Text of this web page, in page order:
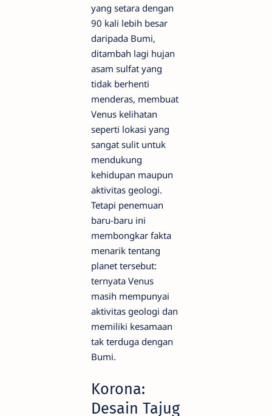
yang setara dengan
90 kali lebih besar
daripada Bumi,
ditambah lagi hujan
asam sulfat yang
tidak berhenti
menderas, membuat
Venus kelihatan
seperti lokasi yang
sangat sulit untuk
mendukung
kehidupan maupun
aktivitas geologi.
Tetapi penemuan
baru-baru ini
membongkar fakta
menarik tentang
planet tersebut:
ternyata Venus
masih mempunyai
aktivitas geologi dan
memiliki kesamaan
tak terduga dengan
Bumi.
Korona:
Desain Tajug